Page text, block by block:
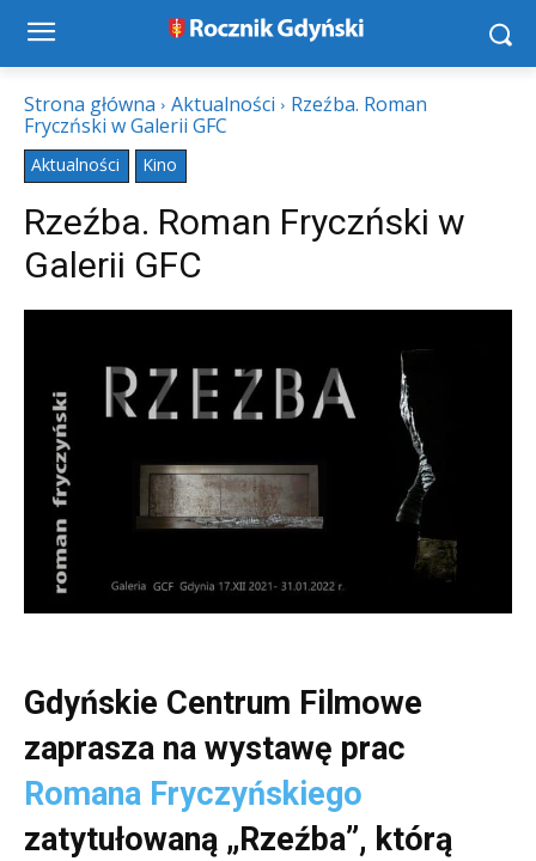
Strona główna Aktualności
Rzeźba. Roman
Fryczński w Galerii GFC
Aktualności Kino
Rzeźba. Roman Fryczński w
Galerii GFC
Gdyńskie Centrum Filmowe
zaprasza na wystawę prac
Romana Fryczyńskiego
zatytułowaną „Rzeźba”, którą